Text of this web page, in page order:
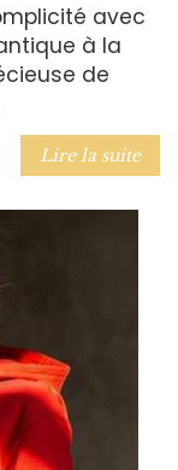
avec
à la
de
Lire la suite